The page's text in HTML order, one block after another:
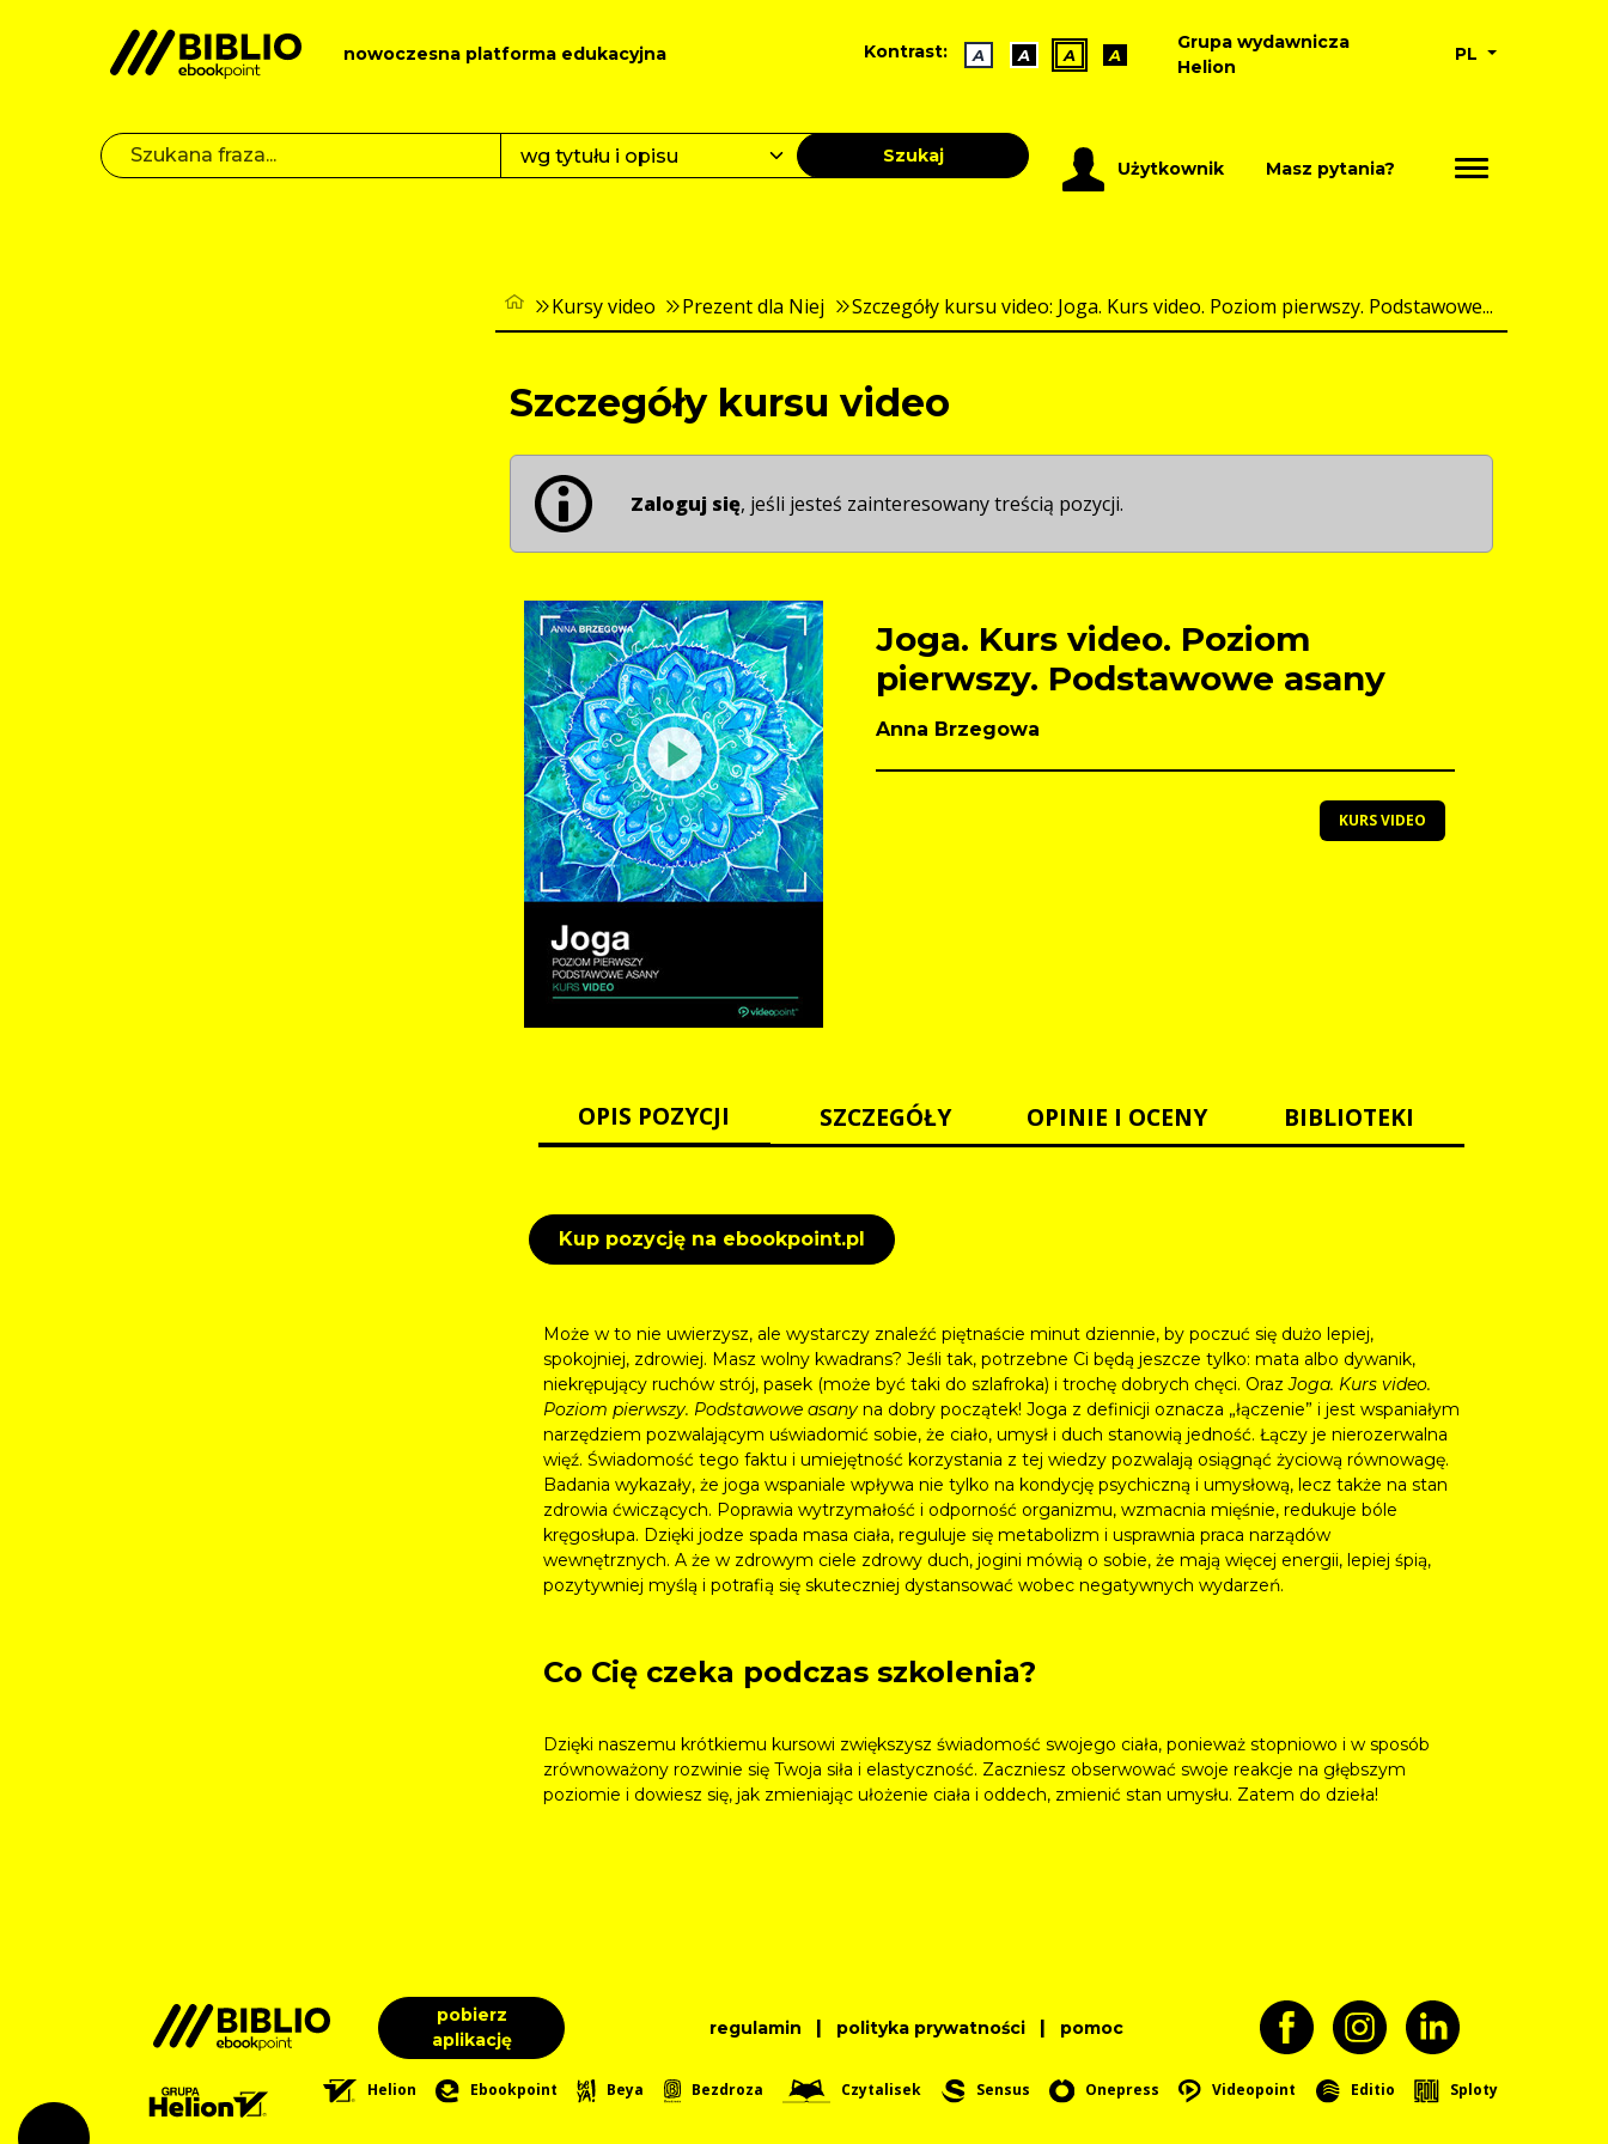
nowoczesna platforma edukacyjna Kontrast: A A A A
Grupa wydawnicza
Helion
PL
Szukaj
Użytkownik Masz pytania?
Kursy video Prezent dla Niej Szczegóły kursu video: Joga. Kurs video. Poziom pierwszy. Podstawowe...
Szczegóły kursu video
Zaloguj się, jeśli jesteś zainteresowany treścią pozycji.
Joga. Kurs video. Poziom
pierwszy. Podstawowe asany
Anna Brzegowa
KURS VIDEO
OPIS POZYCJI SZCZEGÓŁY OPINIE I OCENY BIBLIOTEKI
Kup pozycję na ebookpoint.pl
Może w to nie uwierzysz, ale wystarczy znaleźć piętnaście minut dziennie, by poczuć się dużo lepiej,
spokojniej, zdrowiej. Masz wolny kwadrans? Jeśli tak, potrzebne Ci będą jeszcze tylko: mata albo dywanik,
niekrępujący ruchów strój, pasek (może być taki do szlafroka) i trochę dobrych chęci. OrazJoga. Kurs video.
Poziom pierwszy. Podstawowe asany na dobry początek! Joga z definicji oznacza „łączenie” i jest wspaniałym
narzędziem pozwalającym uświadomić sobie, że ciało, umysł i duch stanowią jedność. Łączy je nierozerwalna
więź. Świadomość tego faktu i umiejętność korzystania z tej wiedzy pozwalają osiągnąć życiową równowagę.
Badania wykazały, że joga wspaniale wpływa nie tylko na kondycję psychiczną i umysłową, lecz także na stan
zdrowia ćwiczących. Poprawia wytrzymałość i odporność organizmu, wzmacnia mięśnie, redukuje bóle
kręgosłupa. Dzięki jodze spada masa ciała, reguluje się metabolizm i usprawnia praca narządów
wewnętrznych. A że w zdrowym ciele zdrowy duch, jogini mówią o sobie, że mają więcej energii, lepiej śpią,
pozytywniej myślą i potrafią się skuteczniej dystansować wobec negatywnych wydarzeń.
Co Cię czeka podczas szkolenia?
Dzięki naszemu krótkiemu kursowi zwiększysz świadomość swojego ciała, ponieważ stopniowo i w sposób
zrównoważony rozwinie się Twoja siła i elastyczność. Zaczniesz obserwować swoje reakcje na głębszym
poziomie i dowiesz się, jak zmieniając ułożenie ciała i oddech, zmienić stan umysłu. Zatem do dzieła!
pobierz
aplikację
regulamin | polityka prywatności | pomoc
Helion Ebookpoint Beya Bezdroza Czytalisek Sensus Onepress Videopoint Editio Sploty